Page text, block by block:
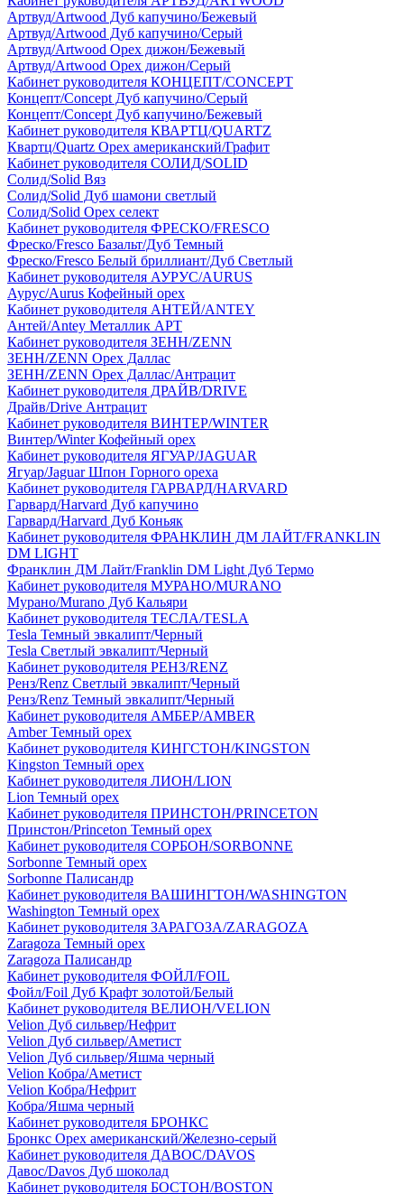
Артвуд/Artwood Дуб капучино/Бежевый
Артвуд/Artwood Дуб капучино/Серый
Артвуд/Artwood Орех дижон/Бежевый
Артвуд/Artwood Орех дижон/Серый
Кабинет руководителя КОНЦЕПТ/CONCEPT
Концепт/Concept Дуб капучино/Серый
Концепт/Concept Дуб капучино/Бежевый
Кабинет руководителя КВАРТЦ/QUARTZ
Квартц/Quartz Орех американский/Графит
Кабинет руководителя СОЛИД/SOLID
Солид/Solid Вяз
Солид/Solid Дуб шамони светлый
Солид/Solid Орех селект
Кабинет руководителя ФРЕСКО/FRESCO
Фреско/Fresco Базальт/Дуб Темный
Фреско/Fresco Белый бриллиант/Дуб Светлый
Кабинет руководителя АУРУС/AURUS
Аурус/Aurus Кофейный орех
Кабинет руководителя АНТЕЙ/ANTEY
Антей/Antey Металлик АРТ
Кабинет руководителя ЗЕНН/ZENN
ЗЕНН/ZENN Орех Даллас
ЗЕНН/ZENN Орех Даллас/Антрацит
Кабинет руководителя ДРАЙВ/DRIVE
Драйв/Drive Антрацит
Кабинет руководителя ВИНТЕР/WINTER
Винтер/Winter Кофейный орех
Кабинет руководителя ЯГУАР/JAGUAR
Ягуар/Jaguar Шпон Горного ореха
Кабинет руководителя ГАРВАРД/HARVARD
Гарвард/Harvard Дуб капучино
Гарвард/Harvard Дуб Коньяк
Кабинет руководителя ФРАНКЛИН ДМ ЛАЙТ/FRANKLIN
DM LIGHT
Франклин ДМ Лайт/Franklin DM Light Дуб Термо
Кабинет руководителя МУРАНО/MURANO
Мурано/Murano Дуб Кальяри
Кабинет руководителя ТЕСЛА/TESLA
Tesla Темный эвкалипт/Черный
Tesla Светлый эвкалипт/Черный
Кабинет руководителя РЕНЗ/RENZ
Ренз/Renz Светлый эвкалипт/Черный
Ренз/Renz Темный эвкалипт/Черный
Кабинет руководителя АМБЕР/AMBER
Amber Темный орех
Кабинет руководителя КИНГСТОН/KINGSTON
Kingston Темный орех
Кабинет руководителя ЛИОН/LION
Lion Темный орех
Кабинет руководителя ПРИНСТОН/PRINCETON
Принстон/Princeton Темный орех
Кабинет руководителя СОРБОН/SORBONNE
Sorbonne Темный орех
Sorbonne Палисандр
Кабинет руководителя ВАШИНГТОН/WASHINGTON
Washington Темный орех
Кабинет руководителя ЗАРАГОЗА/ZARAGOZA
Zaragoza Темный орех
Zaragoza Палисандр
Кабинет руководителя ФОЙЛ/FOIL
Фойл/Foil Дуб Крафт золотой/Белый
Кабинет руководителя ВЕЛИОН/VELION
Velion Дуб сильвер/Нефрит
Velion Дуб сильвер/Аметист
Velion Дуб сильвер/Яшма черный
Velion Кобра/Аметист
Velion Кобра/Нефрит
Кобра/Яшма черный
Кабинет руководителя БРОНКС
Бронкс Орех американский/Железно-серый
Кабинет руководителя ДАВОС/DAVOS
Давос/Davos Дуб шоколад
Кабинет руководителя БОСТОН/BOSTON